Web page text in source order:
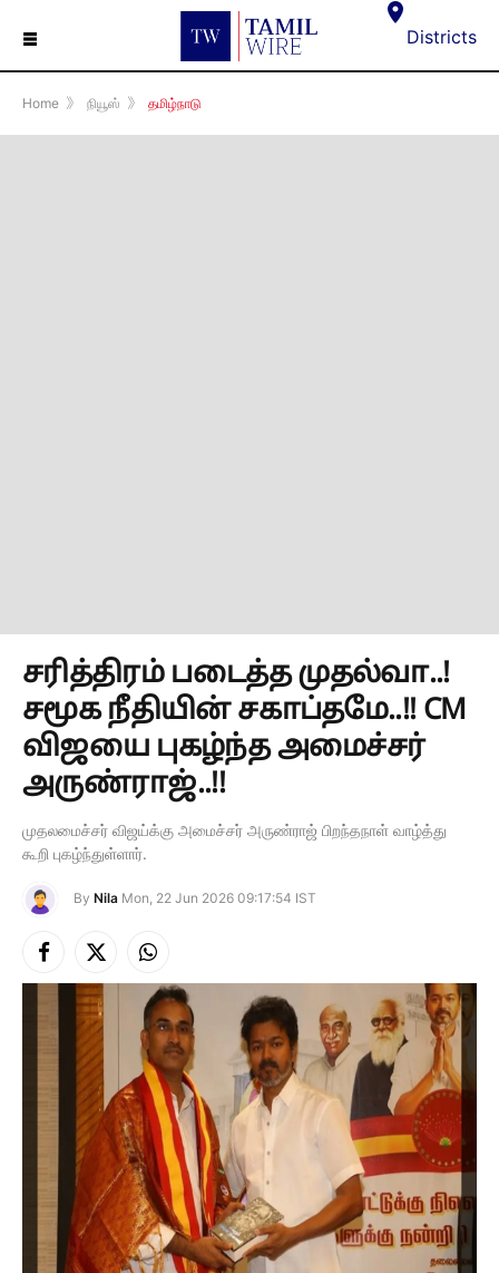
☰ Districts
Home 》 நியூஸ் 》 தமிழ்நாடு
சரித்திரம் படைத்த முதல்வா..!
சமூக நீதியின் சகாப்தமே..!! CM
விஜயை புகழ்ந்த அமைச்சர்
அருண்ராஜ்..!!
முதலமைச்சர் விஜய்க்கு அமைச்சர் அருண்ராஜ் பிறந்தநாள் வாழ்த்து
கூறி புகழ்ந்துள்ளார்.
By Nila Mon, 22 Jun 2026 09:17:54 IST
Facebook
X
(Twitter)
Instagram